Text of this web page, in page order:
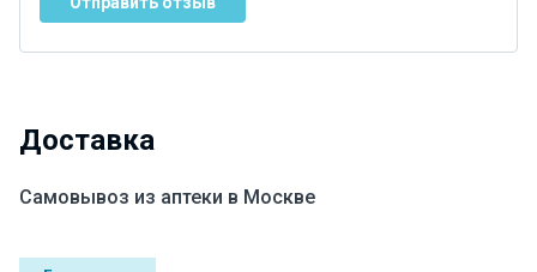
Доставка
Самовывоз из аптеки в Москве